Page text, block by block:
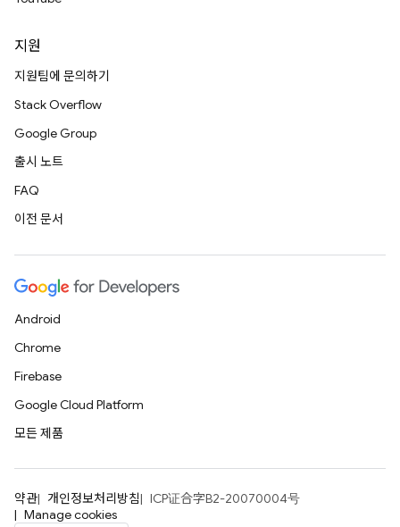
지원
지원팀에 문의하기
Stack Overflow
Google Group
출시 노트
FAQ
이전 문서
Android
Chrome
Firebase
Google Cloud Platform
모든 제품
약관 개인정보처리방침
ICP证合字B2-20070004号
Manage cookies